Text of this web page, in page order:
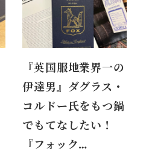
『英国服地業界一の
伊達男』ダグラス・
コルドー氏をもつ鍋
でもてなしたい！
『フォック…